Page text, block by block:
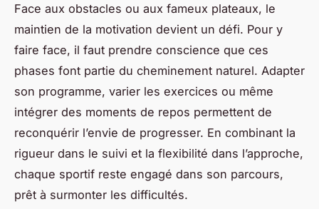
Face aux obstacles ou aux fameux plateaux, le
maintien de la motivation devient un défi. Pour y
faire face, il faut prendre conscience que ces
phases font partie du cheminement naturel. Adapter
son programme, varier les exercices ou même
intégrer des moments de repos permettent de
reconquérir l’envie de progresser. En combinant la
rigueur dans le suivi et la flexibilité dans l’approche,
chaque sportif reste engagé dans son parcours,
prêt à surmonter les difficultés.